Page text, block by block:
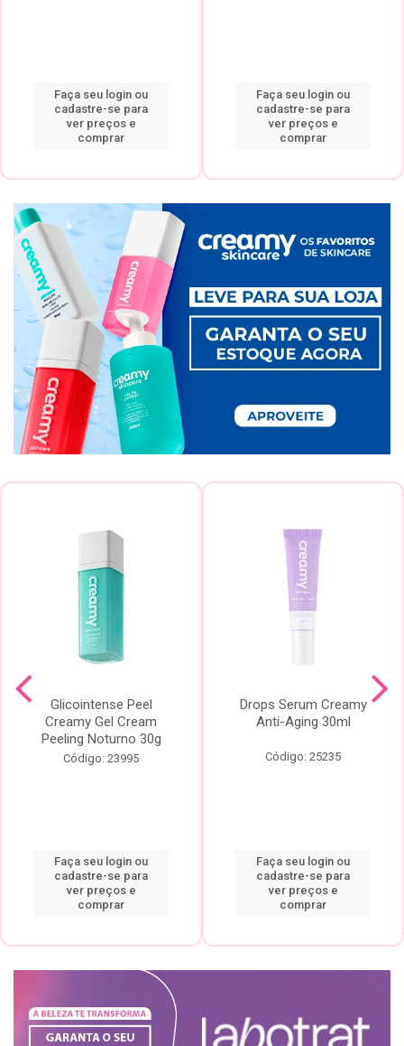
Faça seu login ou
cadastre-se para
ver preços e
comprar
Faça seu login ou
cadastre-se para
ver preços e
comprar
Glicointense Peel
Creamy Gel Cream
Peeling Noturno 30g
Código: 23995
Faça seu login ou
cadastre-se para
ver preços e
comprar
Drops Serum Creamy
Anti-Aging 30ml
Código: 25235
Faça seu login ou
cadastre-se para
ver preços e
comprar